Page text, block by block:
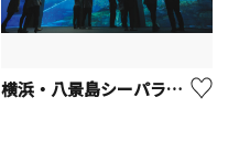
横浜・八景島シーパラダイス